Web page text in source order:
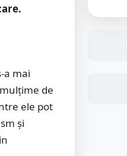
a mai
de
ele pot
și